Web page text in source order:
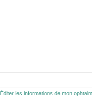
Éditer les informations de mon